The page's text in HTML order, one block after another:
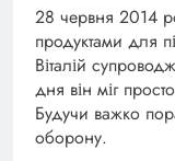
28 червня 2014
продуктами для
Віталій
дня він міг
Будучи важко
оборону.